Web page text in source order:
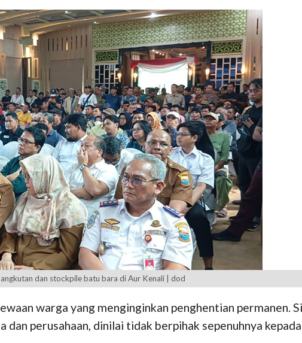
dan stockpile batu bara di Aur Kenali | dod
warga yang menginginkan penghentian permanen.
perusahaan, dinilai tidak berpihak sepenuhnya